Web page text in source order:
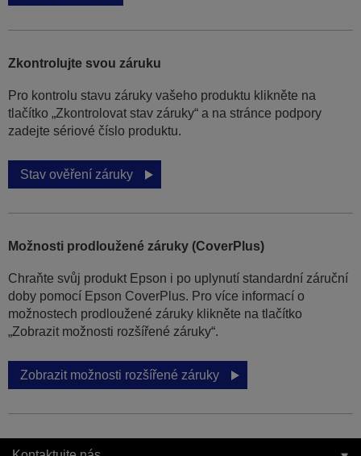
Zkontrolujte svou záruku
Pro kontrolu stavu záruky vašeho produktu klikněte na
tlačítko „Zkontrolovat stav záruky“ a na stránce podpory
zadejte sériové číslo produktu.
Stav ověření záruky
Možnosti prodloužené záruky (CoverPlus)
Chraňte svůj produkt Epson i po uplynutí standardní záruční
doby pomocí Epson CoverPlus. Pro více informací o
možnostech prodloužené záruky klikněte na tlačítko
„Zobrazit možnosti rozšířené záruky“.
Zobrazit možnosti rozšířené záruky